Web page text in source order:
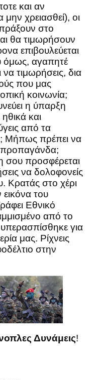
και αν
μην χρειασθεί), οι
στο
θα τιμωρήσουν
επιβουλεύεται
όμως, αγαπητέ
τιμωρήσεις, δια
που μας
κοινωνία;
η ύπαρξη
και
από τα
Μήπως πρέπει να
προπαγάνδα;
σου προσφέρεται
να δολοφονείς
Κρατάς στο χέρι
του
Εθνικό
από το
για
μας. Ρίχνεις
στην
Δυνάμεις!